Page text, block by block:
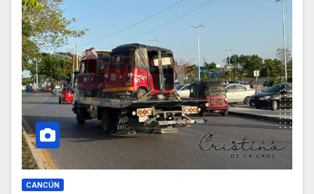
CANCÚN